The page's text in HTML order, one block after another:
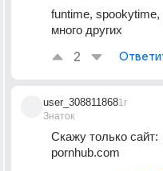
funtime, spookytime,
много других
2
user_308811868
Знаток
1г
Скажу только сайт:
pornhub.com